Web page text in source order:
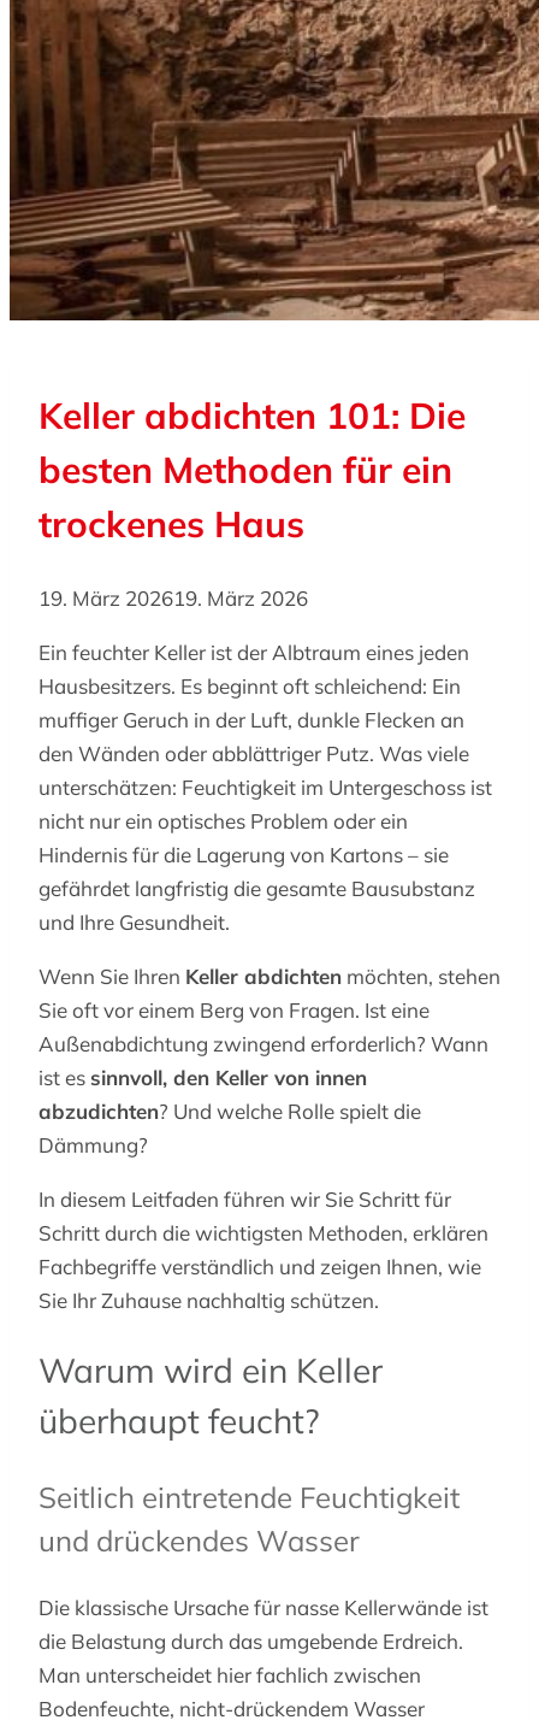
Keller abdichten 101: Die
besten Methoden für ein
trockenes Haus
19. März 202619. März 2026
Ein feuchter Keller ist der Albtraum eines jeden
Hausbesitzers. Es beginnt oft schleichend: Ein
muffiger Geruch in der Luft, dunkle Flecken an
den Wänden oder abblättriger Putz. Was viele
unterschätzen: Feuchtigkeit im Untergeschoss ist
nicht nur ein optisches Problem oder ein
Hindernis für die Lagerung von Kartons – sie
gefährdet langfristig die gesamte Bausubstanz
und Ihre Gesundheit.
Wenn Sie Ihren Keller abdichten möchten, stehen
Sie oft vor einem Berg von Fragen. Ist eine
Außenabdichtung zwingend erforderlich? Wann
ist es sinnvoll, den Keller von innen
abzudichten? Und welche Rolle spielt die
Dämmung?
In diesem Leitfaden führen wir Sie Schritt für
Schritt durch die wichtigsten Methoden, erklären
Fachbegriffe verständlich und zeigen Ihnen, wie
Sie Ihr Zuhause nachhaltig schützen.
Warum wird ein Keller
überhaupt feucht?
Seitlich eintretende Feuchtigkeit
und drückendes Wasser
Die klassische Ursache für nasse Kellerwände ist
die Belastung durch das umgebende Erdreich.
Man unterscheidet hier fachlich zwischen
Bodenfeuchte, nicht-drückendem Wasser